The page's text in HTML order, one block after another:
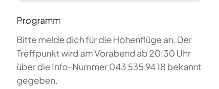
Programm
Bitte melde dich für die Höhenflüge an. Der
Treffpunkt wird am Vorabend ab 20:30 Uhr
über die Info-Nummer 043 535 94 18 bekannt
gegeben.